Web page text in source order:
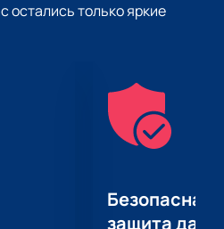
остались только яркие
Безопасная
защита